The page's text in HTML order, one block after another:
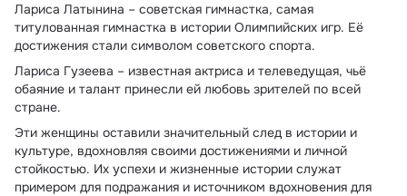
Лариса Латынина – советская гимнастка, самая
титулованная гимнастка в истории Олимпийских игр. Её
достижения стали символом советского спорта.
Лариса Гузеева – известная актриса и телеведущая, чьё
обаяние и талант принесли ей любовь зрителей по всей
стране.
Эти женщины оставили значительный след в истории и
культуре, вдохновляя своими достижениями и личной
стойкостью. Их успехи и жизненные истории служат
примером для подражания и источником вдохновения для